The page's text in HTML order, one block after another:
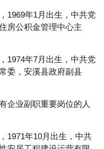
1969年1月出生，中共党
房公积金管理中心主
1974年7月出生，中共党
委，安溪县政府副县
企业副职重要岗位的人
1971年10月出生，中共